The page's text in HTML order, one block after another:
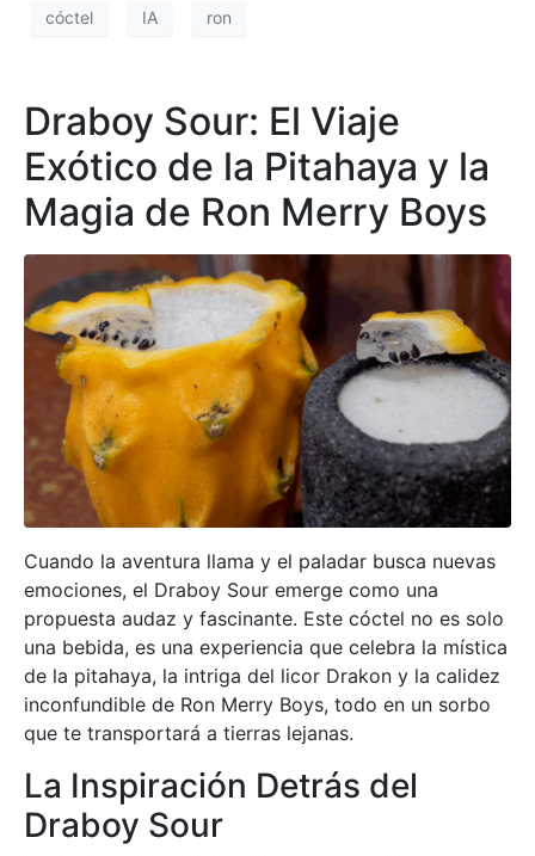
cóctel IA ron
Draboy Sour: El Viaje
Exótico de la Pitahaya y la
Magia de Ron Merry Boys
Cuando la aventura llama y el paladar busca nuevas
emociones, el Draboy Sour emerge como una
propuesta audaz y fascinante. Este cóctel no es solo
una bebida, es una experiencia que celebra la mística
de la pitahaya, la intriga del licor Drakon y la calidez
inconfundible de Ron Merry Boys, todo en un sorbo
que te transportará a tierras lejanas.
La Inspiración Detrás del
Draboy Sour